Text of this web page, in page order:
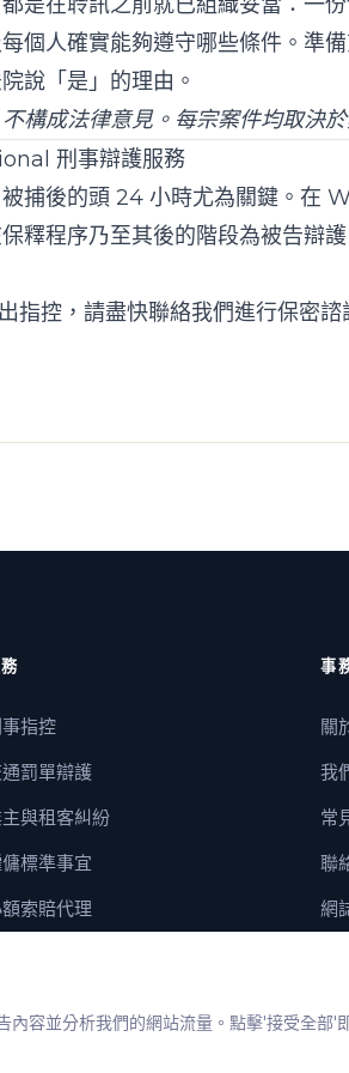
個人確實能夠遵守哪些條件。
說「是」的理由。
構成法律意見。每宗案件均取決
刑事辯護服務
捕後的頭 24 小時尤為關鍵。在
釋程序乃至其後的階段為被告辯
指控，請盡快聯絡我們進行保密諮
指控
罰單辯護
與租客糾紛
標準事宜
索賠代理
事
關
我
常
聯
網
容並分析我們的網站流量。點擊'接受全部'